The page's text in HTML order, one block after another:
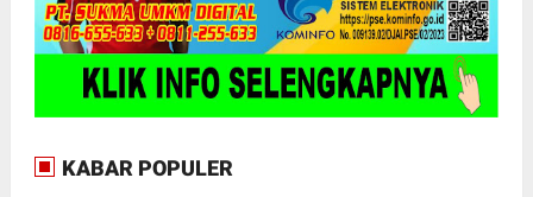
KABAR POPULER